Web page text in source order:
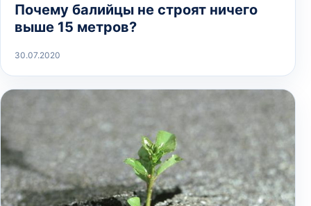
Почему балийцы не строят ничего
выше 15 метров?
30.07.2020